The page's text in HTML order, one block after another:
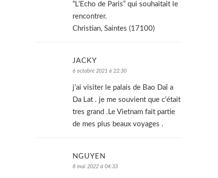
“L’Echo de Paris” qui souhaitait le
rencontrer.
Christian, Saintes (17100)
JACKY
6 octobre 2021 à 22:30
j’ai visiter le palais de Bao Daï a
Da Lat . je me souvient que c’était
tres grand .Le Vietnam fait partie
de mes plus beaux voyages .
NGUYEN
8 mai 2022 à 04:33